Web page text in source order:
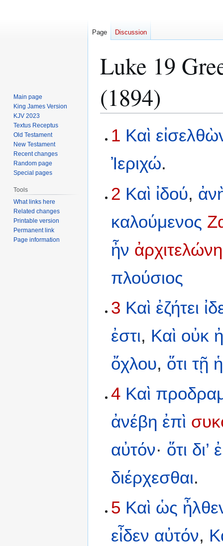
Luke 19
(1894)
toto
1 Καὶ
Ἰεριχώ.
2 Καὶ ἰδού,
καλούμενος
ἦν
πλούσιος
3 Καὶ ἐζήτει
ἐστι, Καὶ οὐκ
ὄχλου, ὅτι τῇ
4 Καὶ
ἀνέβη ἐπὶ
αὐτόν· ὅτι δι’
διέρχεσθαι.
5 Καὶ ὡς
εἶδεν αὐτόν,
Page Discussion
Main page
King James Version
KJV 2023
Textus Receptus
Old Testament
New Testament
Recent changes
Random page
Special pages
Tools
What links here
Related changes
Printable version
Permanent link
Page information